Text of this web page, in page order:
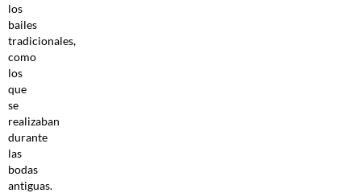
los
bailes
tradicionales,
como
los
que
se
realizaban
durante
las
bodas
antiguas.